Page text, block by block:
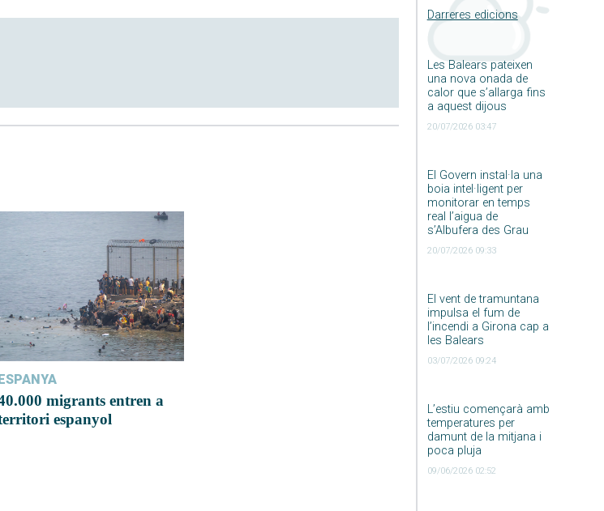
Darreres edicions
Les Balears pateixen
una nova onada de
calor que s’allarga fins
a aquest dijous
20/07/2026 03:47
El Govern instal·la una
boia intel·ligent per
monitorar en temps
real l’aigua de
s’Albufera des Grau
20/07/2026 09:33
El vent de tramuntana
impulsa el fum de
l’incendi a Girona cap a
les Balears
03/07/2026 09:24
L’estiu començarà amb
temperatures per
damunt de la mitjana i
poca pluja
09/06/2026 02:52
ESPANYA
migrants entren a
espanyol